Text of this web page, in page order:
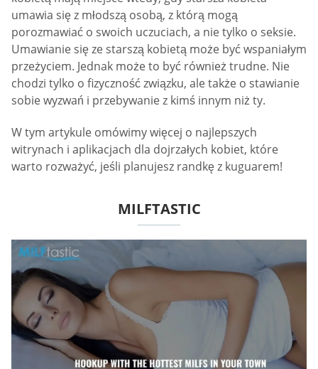
umawia się z młodszą osobą, z którą mogą
porozmawiać o swoich uczuciach, a nie tylko o seksie.
Umawianie się ze starszą kobietą może być wspaniałym
przeżyciem. Jednak może to być również trudne. Nie
chodzi tylko o fizyczność związku, ale także o stawianie
sobie wyzwań i przebywanie z kimś innym niż ty.
W tym artykule omówimy więcej o najlepszych
witrynach i aplikacjach dla dojrzałych kobiet, które
warto rozważyć, jeśli planujesz randkę z kuguarem!
MILFTASTIC